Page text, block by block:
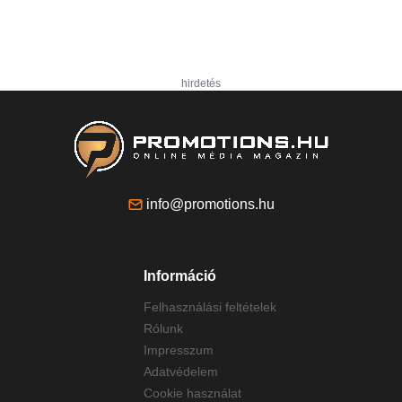
hirdetés
info@promotions.hu
Információ
Felhasználási feltételek
Rólunk
Impresszum
Adatvédelem
Cookie használat